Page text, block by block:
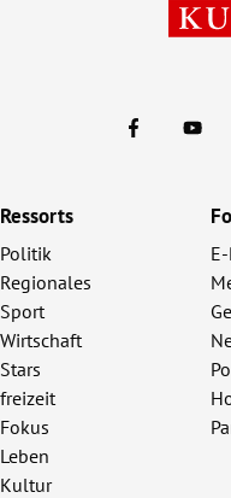
Ressorts
Politik
Regionales
Sport
Wirtschaft
Stars
freizeit
Fokus
Leben
Kultur